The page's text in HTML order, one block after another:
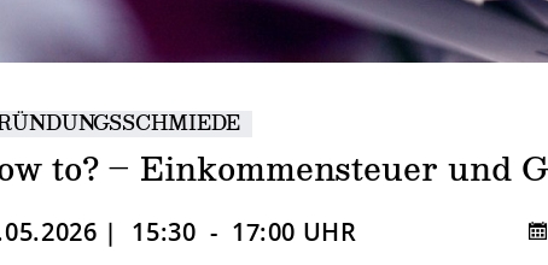
to? – Einkommensteuer und
| 15:30 - 17:00 UHR